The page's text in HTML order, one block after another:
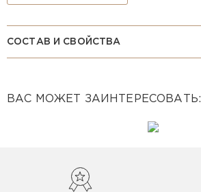
СОСТАВ И СВОЙСТВА
ВАС МОЖЕТ ЗАИНТЕРЕСОВАТЬ: